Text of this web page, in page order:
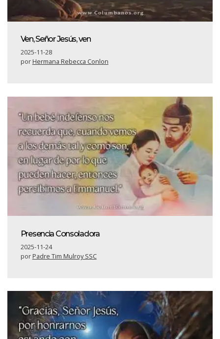
Ven, Señor Jesús, ven
2025-11-28
porHermana Rebecca Conlon
Presencia Consoladora
2025-11-24
porPadre Tim Mulroy SSC